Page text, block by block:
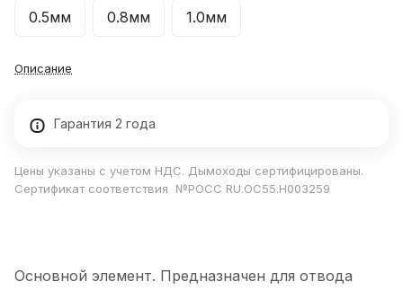
0.5мм 0.8мм 1.0мм
Описание
Гарантия 2 года
Цены указаны с учетом НДС. Дымоходы сертифицированы.
Сертификат соответствия №РОСС RU.ОС55.Н003259
Основной элемент. Предназначен для отвода